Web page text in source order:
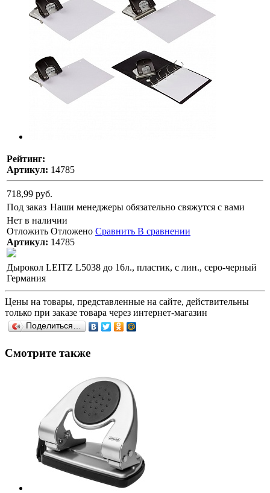
Рейтинг:
Артикул: 14785
718,99 руб.
Под заказ Наши менеджеры обязательно свяжутся с вами
Нет в наличии
Отложить Отложено Сравнить В сравнении
Артикул: 14785
Дырокол LEITZ L5038 до 16л., пластик, с лин., серо-черный
Германия
Цены на товары, представленные на сайте, действительны
только при заказе товара через интернет-магазин
Поделиться…
Смотрите также